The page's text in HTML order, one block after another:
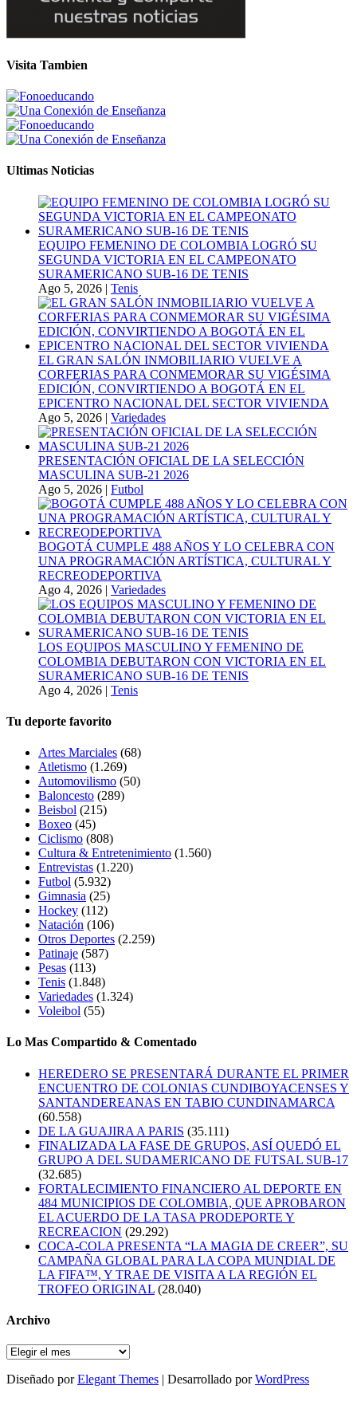
Visita Tambien
Ultimas Noticias
EQUIPO FEMENINO DE COLOMBIA LOGRÓ SU
SEGUNDA VICTORIA EN EL CAMPEONATO
SURAMERICANO SUB-16 DE TENIS
Ago 5, 2026 | Tenis
EL GRAN SALÓN INMOBILIARIO VUELVE A
CORFERIAS PARA CONMEMORAR SU VIGÉSIMA
EDICIÓN, CONVIRTIENDO A BOGOTÁ EN EL
EPICENTRO NACIONAL DEL SECTOR VIVIENDA
Ago 5, 2026 | Variedades
PRESENTACIÓN OFICIAL DE LA SELECCIÓN
MASCULINA SUB-21 2026
Ago 5, 2026 | Futbol
BOGOTÁ CUMPLE 488 AÑOS Y LO CELEBRA CON
UNA PROGRAMACIÓN ARTÍSTICA, CULTURAL Y
RECREODEPORTIVA
Ago 4, 2026 | Variedades
LOS EQUIPOS MASCULINO Y FEMENINO DE
COLOMBIA DEBUTARON CON VICTORIA EN EL
SURAMERICANO SUB-16 DE TENIS
Ago 4, 2026 | Tenis
Tu deporte favorito
Artes Marciales (68)
Atletismo (1.269)
Automovilismo (50)
Baloncesto (289)
Beisbol (215)
Boxeo (45)
Ciclismo (808)
Cultura & Entretenimiento (1.560)
Entrevistas (1.220)
Futbol (5.932)
Gimnasia (25)
Hockey (112)
Natación (106)
Otros Deportes (2.259)
Patinaje (587)
Pesas (113)
Tenis (1.848)
Variedades (1.324)
Voleibol (55)
Lo Mas Compartido & Comentado
HEREDERO SE PRESENTARÁ DURANTE EL PRIMER
ENCUENTRO DE COLONIAS CUNDIBOYACENSES Y
SANTANDEREANAS EN TABIO CUNDINAMARCA
(60.558)
DE LA GUAJIRA A PARIS (35.111)
FINALIZADA LA FASE DE GRUPOS, ASÍ QUEDÓ EL
GRUPO A DEL SUDAMERICANO DE FUTSAL SUB-17
(32.685)
FORTALECIMIENTO FINANCIERO AL DEPORTE EN
484 MUNICIPIOS DE COLOMBIA, QUE APROBARON
EL ACUERDO DE LA TASA PRODEPORTE Y
RECREACION (29.292)
COCA-COLA PRESENTA “LA MAGIA DE CREER”, SU
CAMPAÑA GLOBAL PARA LA COPA MUNDIAL DE
LA FIFA™, Y TRAE DE VISITA A LA REGIÓN EL
TROFEO ORIGINAL (28.040)
Archivo
Archivo
Diseñado porElegant Themes | Desarrollado porWordPress